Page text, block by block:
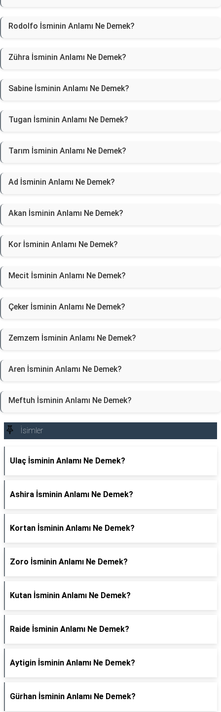
Rodolfo İsminin Anlamı Ne Demek?
Zühra İsminin Anlamı Ne Demek?
Sabine İsminin Anlamı Ne Demek?
Tugan İsminin Anlamı Ne Demek?
Tarım İsminin Anlamı Ne Demek?
Ad İsminin Anlamı Ne Demek?
Akan İsminin Anlamı Ne Demek?
Kor İsminin Anlamı Ne Demek?
Mecit İsminin Anlamı Ne Demek?
Çeker İsminin Anlamı Ne Demek?
Zemzem İsminin Anlamı Ne Demek?
Aren İsminin Anlamı Ne Demek?
Meftuh İsminin Anlamı Ne Demek?
İsimler
Ulaç İsminin Anlamı Ne Demek?
Ashira İsminin Anlamı Ne Demek?
Kortan İsminin Anlamı Ne Demek?
Zoro İsminin Anlamı Ne Demek?
Kutan İsminin Anlamı Ne Demek?
Raide İsminin Anlamı Ne Demek?
Aytigin İsminin Anlamı Ne Demek?
Gürhan İsminin Anlamı Ne Demek?